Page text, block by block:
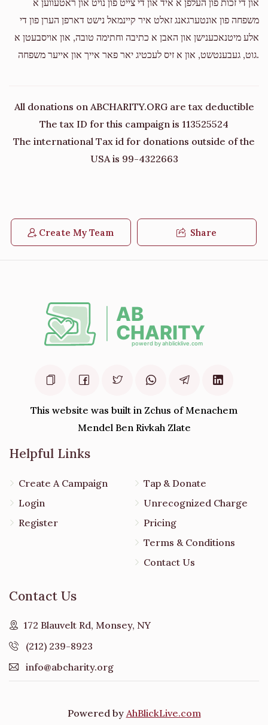
משפחה פון אונטערגאנג זאלט איר קיינמאל נישט דארפן הערן פון די
אלע מיטנאכענישן און האבן א כתיבה וחתימה טובה, און אויסבעטן א
גוט, געבענטשט, און א זיס לעכטיג יאר פאר אייך און אייער משפחה.
All donations on ABCHARITY.ORG are tax deductible
The tax ID for this campaign is 113525524
The international Tax id for donations outside of the
USA is 99-4322663
Create My Team Share
This website was built in Zchus of Menachem
Mendel Ben Rivkah Zlate
Helpful Links
Create A Campaign
Login
Register
Tap & Donate
Unrecognized Charge
Pricing
Terms & Conditions
Contact Us
Contact Us
172 Blauvelt Rd, Monsey, NY
(212) 239-8923
info@abcharity.org
Powered by AhBlickLive.com